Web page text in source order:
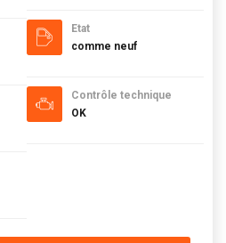
Etat
comme neuf
Contrôle technique
OK